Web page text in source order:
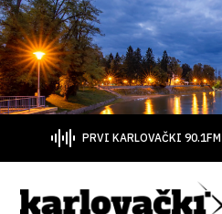
PRVI KARLOVAČKI 90.1FM